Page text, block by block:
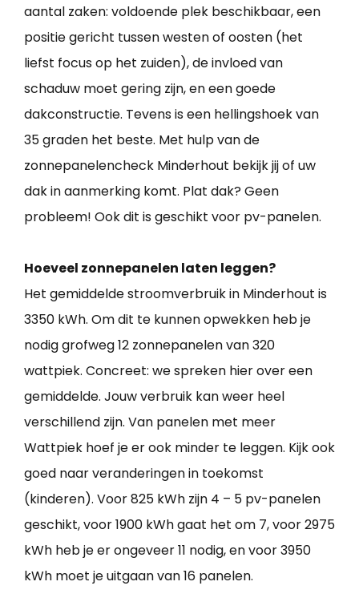
aantal zaken: voldoende plek beschikbaar, een
positie gericht tussen westen of oosten (het
liefst focus op het zuiden), de invloed van
schaduw moet gering zijn, en een goede
dakconstructie. Tevens is een hellingshoek van
35 graden het beste. Met hulp van de
zonnepanelencheck Minderhout bekijk jij of uw
dak in aanmerking komt. Plat dak? Geen
probleem! Ook dit is geschikt voor pv-panelen.
Hoeveel zonnepanelen laten leggen?
Het gemiddelde stroomverbruik in Minderhout is
3350 kWh. Om dit te kunnen opwekken heb je
nodig grofweg 12 zonnepanelen van 320
wattpiek. Concreet: we spreken hier over een
gemiddelde. Jouw verbruik kan weer heel
verschillend zijn. Van panelen met meer
Wattpiek hoef je er ook minder te leggen. Kijk ook
goed naar veranderingen in toekomst
(kinderen). Voor 825 kWh zijn 4 – 5 pv-panelen
geschikt, voor 1900 kWh gaat het om 7, voor 2975
kWh heb je er ongeveer 11 nodig, en voor 3950
kWh moet je uitgaan van 16 panelen.